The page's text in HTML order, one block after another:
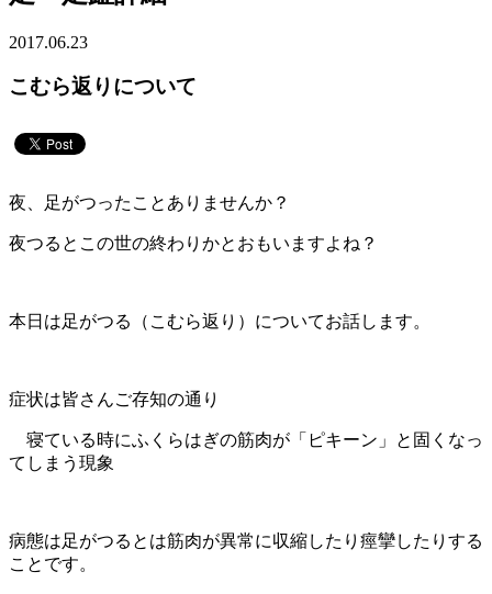
2017.06.23
こむら返りについて
夜、足がつったことありませんか？
夜つるとこの世の終わりかとおもいますよね？
本日は足がつる（こむら返り）についてお話します。
症状は皆さんご存知の通り
寝ている時にふくらはぎの筋肉が「ピキーン」と固くなっ
てしまう現象
病態は足がつるとは筋肉が異常に収縮したり痙攣したりする
ことです。